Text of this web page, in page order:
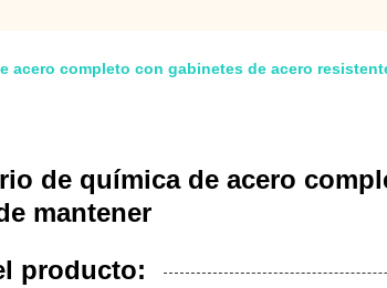
acero completo con gabinetes de acero
de química de acero
mantener
producto: